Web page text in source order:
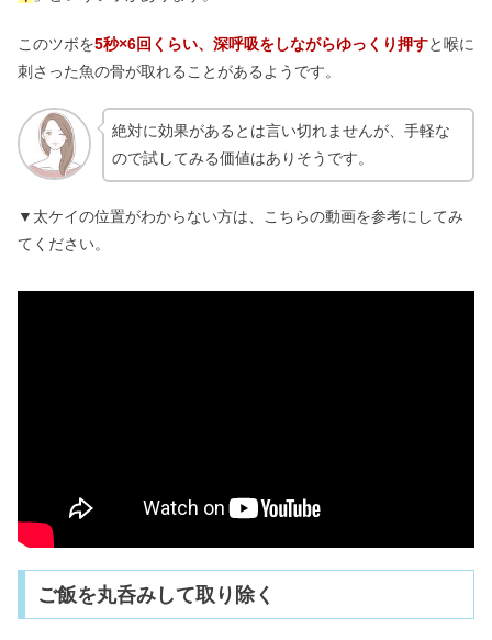
このツボを5秒×6回くらい、深呼吸をしながらゆっくり押すと喉に
刺さった魚の骨が取れることがあるようです。
絶対に効果があるとは言い切れませんが、手軽な
ので試してみる価値はありそうです。
▼太ケイの位置がわからない方は、こちらの動画を参考にしてみ
てください。
ご飯を丸呑みして取り除く